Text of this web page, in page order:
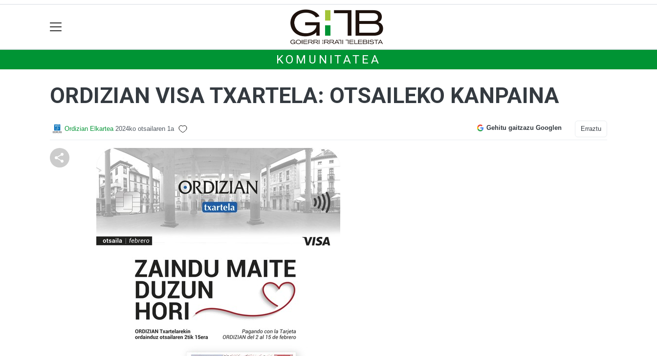
KOMUNITATEA
ORDIZIAN VISA TXARTELA: OTSAILEKO KANPAINA
Ordizian Elkartea 2024ko otsailaren 1a Gehitu gaitzazu Googlen Erraztu